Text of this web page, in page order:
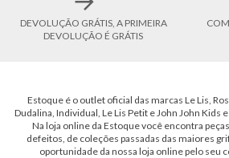
DEVOLUÇÃO GRÁTIS, A PRIMEIRA
DEVOLUÇÃO É GRÁTIS
Estoque é o outlet oficial das marcas Le Lis,
Dudalina, Individual, Le Lis Petit e John John Kids
Na loja online da Estoque você encontra
defeitos, de coleções passadas das maiores
oportunidade da nossa loja online pelo seu